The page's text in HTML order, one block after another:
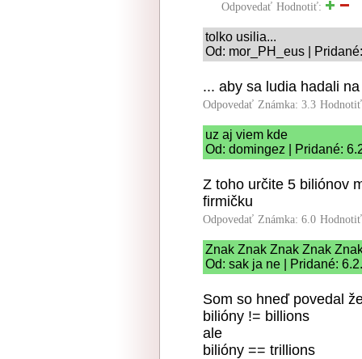
Odpovedať Hodnotiť:
tolko usilia...
Od: mor_PH_eus |
... aby sa ludia hadali
Odpovedať Známka: 3.3
uz aj viem kde
Od: domingez | Pridané:
Z toho určite 5 biliónov
firmičku
Odpovedať Známka: 6.0
Znak Znak Znak Znak
Od: sak ja ne | Pridané:
Som so hneď povedal
bilióny != billions
ale
bilióny == trillions